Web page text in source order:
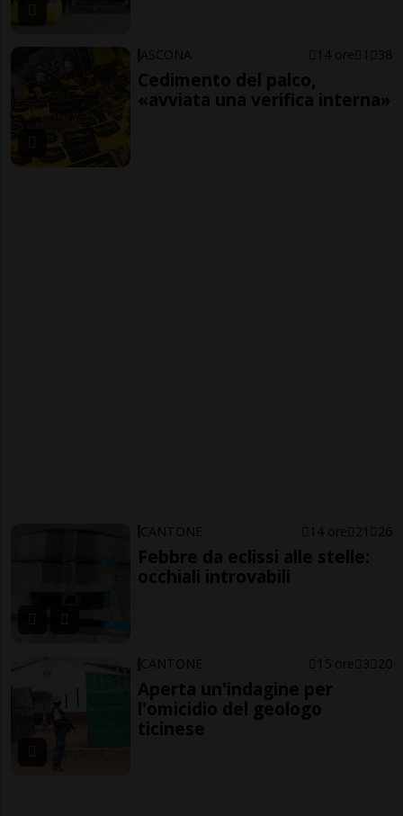
ASCONA 14 ore 1 38
Cedimento del palco,
«avviata una verifica interna»
CANTONE 14 ore 21 26
Febbre da eclissi alle stelle:
occhiali introvabili
CANTONE 15 ore 3 20
Aperta un'indagine per
l'omicidio del geologo
ticinese